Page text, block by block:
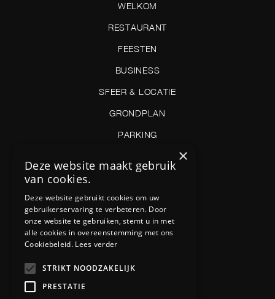
WELKOM
RESTAURANT
FEESTEN
BUSINESS
SFEER & LOCATIE
GRONDPLAN
PARKING
FAQ
NIEUWSBRIEF
HUISREGELS
×
Deze website maakt gebruik
van cookies.
Deze website gebruikt cookies om uw
gebruikerservaring te verbeteren. Door
onze website te gebruiken, stemt u in met
alle cookies in overeenstemming met ons
Cookiebeleid. Lees verder
STRIKT NOODZAKELIJK
PRESTATIE